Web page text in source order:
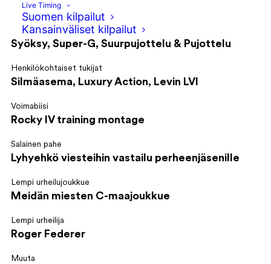
Live Timing
Suomen kilpailut
Kansainväliset kilpailut
Santa Claus Ski Team
Lajit
Syöksy, Super-G, Suurpujottelu & Pujottelu
Henkilökohtaiset tukijat
Silmäasema, Luxury Action, Levin LVI
Voimabiisi
Rocky IV training montage
Salainen pahe
Lyhyehkö viesteihin vastailu perheenjäsenille
Lempi urheilujoukkue
Meidän miesten C-maajoukkue
Lempi urheilija
Roger Federer
Muuta